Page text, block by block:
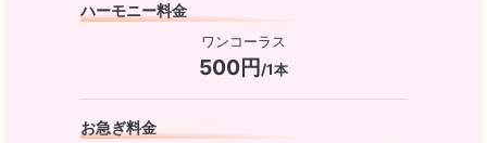
ハーモニー料金
ワンコーラス
500円/1本
お急ぎ料金